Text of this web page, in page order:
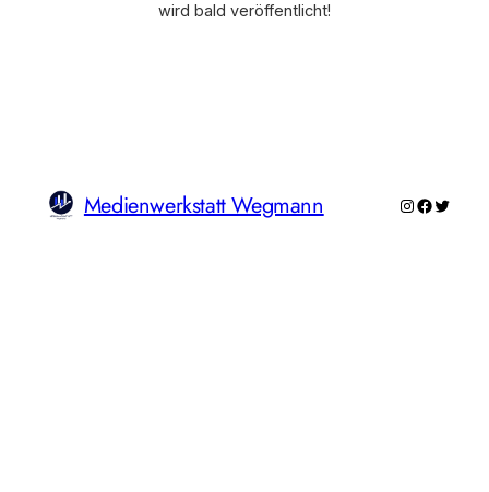
wird bald veröffentlicht!
Medienwerkstatt Wegmann Instagram